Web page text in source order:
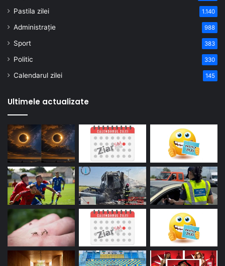
Pastila zilei 1.140
Administrație 988
Sport 383
Politic 330
Calendarul zilei 145
Ultimele actualizate